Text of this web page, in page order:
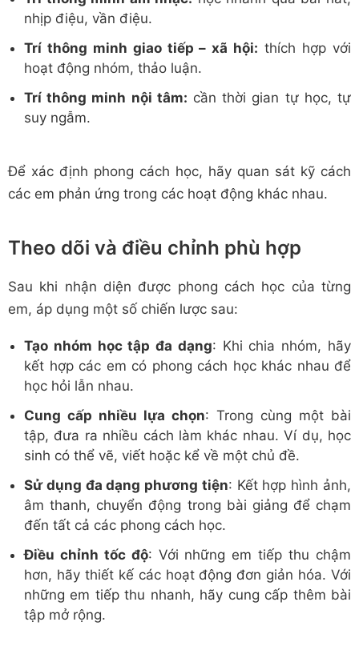
nhịp điệu, vần điệu.
Trí thông minh giao tiếp – xã hội: thích hợp với
hoạt động nhóm, thảo luận.
Trí thông minh nội tâm: cần thời gian tự học, tự
suy ngẫm.
Để xác định phong cách học, hãy quan sát kỹ cách
các em phản ứng trong các hoạt động khác nhau.
Theo dõi và điều chỉnh phù hợp
Sau khi nhận diện được phong cách học của từng
em, áp dụng một số chiến lược sau:
Tạo nhóm học tập đa dạng: Khi chia nhóm, hãy
kết hợp các em có phong cách học khác nhau để
học hỏi lẫn nhau.
Cung cấp nhiều lựa chọn: Trong cùng một bài
tập, đưa ra nhiều cách làm khác nhau. Ví dụ, học
sinh có thể vẽ, viết hoặc kể về một chủ đề.
Sử dụng đa dạng phương tiện: Kết hợp hình ảnh,
âm thanh, chuyển động trong bài giảng để chạm
đến tất cả các phong cách học.
Điều chỉnh tốc độ: Với những em tiếp thu chậm
hơn, hãy thiết kế các hoạt động đơn giản hóa. Với
những em tiếp thu nhanh, hãy cung cấp thêm bài
tập mở rộng.